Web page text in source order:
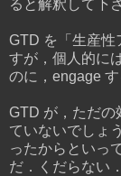
ると解釈して下
GTD を「生産性
すが，個人的に
のに，engage
GTD が，ただの
ていないでしょ
ったからといっ
だ．くだらない